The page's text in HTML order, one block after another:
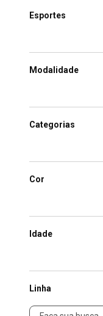
Esportes
Modalidade
Categorias
Cor
Idade
Linha
Linha